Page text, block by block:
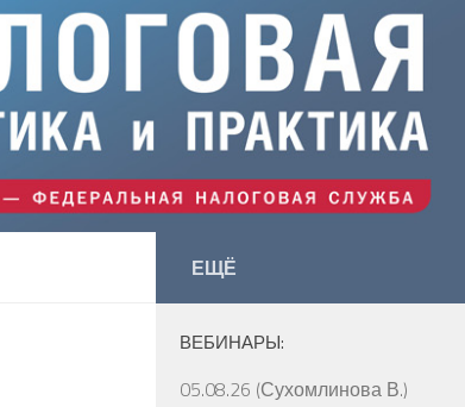
ЕЩЁ
ВЕБИНАРЫ:
05.08.26 (Сухомлинова В.)